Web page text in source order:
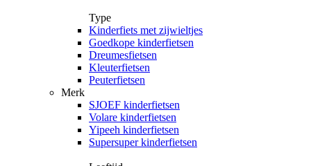
Type
Kinderfiets met zijwieltjes
Goedkope kinderfietsen
Dreumesfietsen
Kleuterfietsen
Peuterfietsen
Merk
SJOEF kinderfietsen
Volare kinderfietsen
Yipeeh kinderfietsen
Supersuper kinderfietsen